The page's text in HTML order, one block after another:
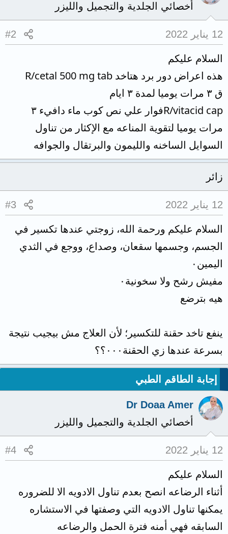
أخصائي الجلدية والتجميل والليزر
12 يناير 2022 #2
السلام عليكم
هذه اعراض دور برد هتاخد R/cetal 500 mg tab
ق ٣ مرات يوميا لمدة ٣ ايام
R/vitacid capفوار علي نص كوب ماء دافيء ٣
مرات يوميا لتقوية المناعه مع الإكثار من تناول
السوايل الساخنه والليمون والبرتقال والجوافه
زائر
12 يناير 2022 #3
السلام عليكم ورحمة الله، زوجتي عندها تكسير في
الجسم، وجسمها سقعان، وصداع، ووجع في الثدي
اليمين٠
مفيش رشح ولا سخونية٠
هيه بترضع
ينفع تاخد حقنة للتكسير؛ لأن العلاج مش بيجيب نتيجة
بسرعة عندها زي الحقنة٠٠٠؟؟
إجابة الطاقم الطبي
Dr Doaa Amer
أخصائي الجلدية والتجميل والليزر
12 يناير 2022 #4
السلام عليكم
أثناء الرضاعه انصح بعدم تناول الادويه الا للضروره
يمكنها تناول الادويه التي وصفتها في الاستشاره
السابقه فهي أمنه فترة الحمل والرضاعه